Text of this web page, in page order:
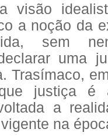
visão
a noção da
sem
uma
Trasímaco,
justiça é
a
na